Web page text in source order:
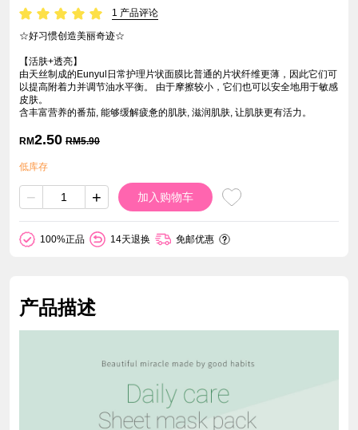
1 产品评论
☆好习惯创造美丽奇迹☆
【活肤+透亮】
由天丝制成的Eunyul日常护理片状面膜比普通的片状纤维更薄，因此它们可
以提高附着力并调节油水平衡。 由于摩擦较小，它们也可以安全地用于敏感
皮肤。
含丰富营养的番茄, 能够缓解疲惫的肌肤, 滋润肌肤, 让肌肤更有活力。
RM2.50 RM5.90
低库存
− + 加入购物车
100%正品 14天退换 免邮优惠
产品描述